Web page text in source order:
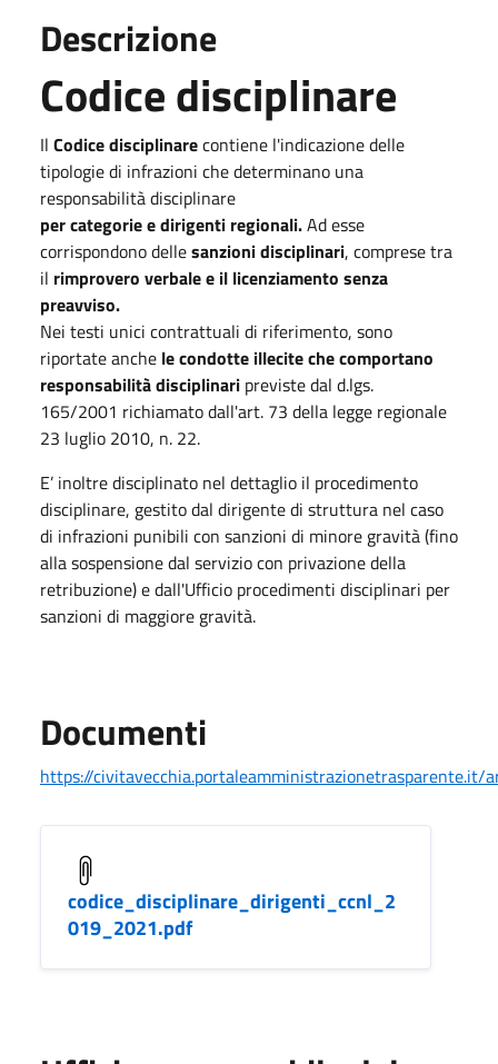
Descrizione
Codice disciplinare
Il Codice disciplinarecontiene l'indicazione delle
tipologie di infrazioni che determinano una
responsabilità disciplinare
per categorie e dirigenti regionali.Ad esse
corrispondono dellesanzioni disciplinari, comprese tra
il rimprovero verbale e il licenziamento senza
preavviso.
Nei testi unici contrattuali di riferimento, sono
riportate anche le condotte illecite che comportano
responsabilità disciplinari previste dal d.lgs.
165/2001 richiamato dall'art. 73 della legge regionale
23 luglio 2010, n. 22.
E’ inoltre disciplinato nel dettaglio il procedimento
disciplinare, gestito dal dirigente di struttura nel caso
di infrazioni punibili con sanzioni di minore gravità (fino
alla sospensione dal servizio con privazione della
retribuzione) e dall'Ufficio procedimenti disciplinari per
sanzioni di maggiore gravità.
Documenti
https://
codice_disciplinare_dirigenti_ccnl_2
019_2021.pdf